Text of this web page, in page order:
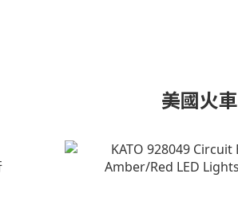
美國火車